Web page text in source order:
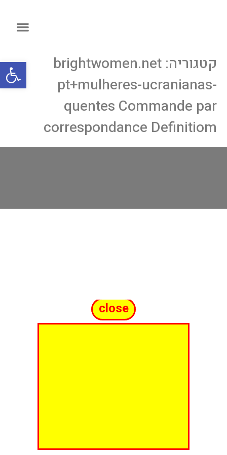
קטגוריה: brightwomen.net
pt+mulheres-ucranianas-
quentes Commande par
correspondance Definitiom
close